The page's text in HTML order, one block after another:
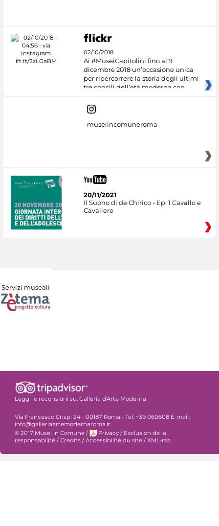
02/10/2018
Ai #MuseiCapitolini fino al 9
dicembre 2018 un’occasione unica
per ripercorrere la storia degli ultimi
tre concili dell’età moderna con
museiincomuneroma
20/11/2021
Il Suono di de Chirico - Ep. 1 Cavallo e
Cavaliere
Servizi museali
Leggi le recensioni su: Galleria d'Arte Moderna
Via Francesco Crispi 24 - 00187 Roma - Tel. +39 060608 E-mail:
info@galleriaartemodernaroma.it
© 2017 Musei in Comune / Privacy / Exclusion de la
responsabilité /Credits /Accessibilité du site /XML-rss